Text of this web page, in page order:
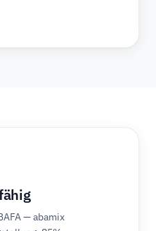
— abamix